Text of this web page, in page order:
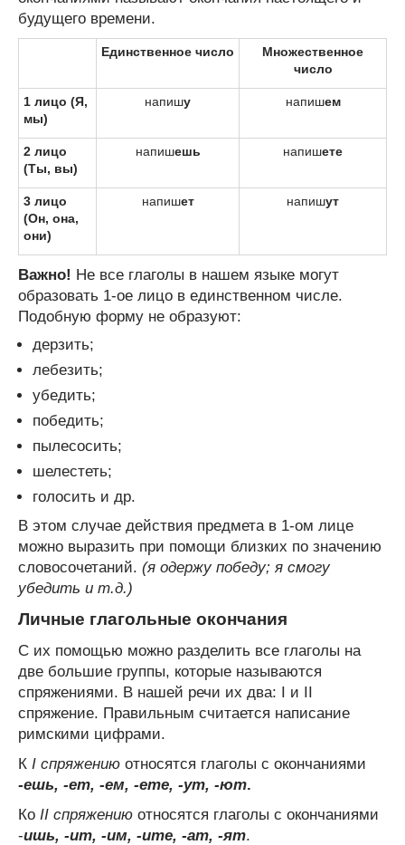
будущего времени.
Единственное число
Множественное
число
1 лицо (Я,
мы)
напишу напишем
2 лицо
(Ты, вы)
напишешь напишете
3 лицо
(Он, она,
они)
напишет напишут
Важно! Не все глаголы в нашем языке могут
образовать 1-ое лицо в единственном числе.
Подобную форму не образуют:
дерзить;
лебезить;
убедить;
победить;
пылесосить;
шелестеть;
голосить и др.
В этом случае действия предмета в 1-ом лице
можно выразить при помощи близких по значению
словосочетаний. (я одержу победу; я смогу
убедить и т.д.)
Личные глагольные окончания
С их помощью можно разделить все глаголы на
две большие группы, которые называются
спряжениями. В нашей речи их два: I и II
спряжение. Правильным считается написание
римскими цифрами.
К I спряжению относятся глаголы с окончаниями
-ешь, -ет, -ем, -ете, -ут, -ют.
Ко II спряжению относятся глаголы с окончаниями
-ишь, -ит, -им, -ите, -ат, -ят.